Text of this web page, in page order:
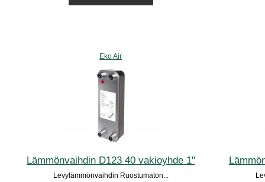
Eko Air
Lämmönvaihdin D123 40 vakioyhde 1"
Levylämmönvaihdin Ruostumaton...